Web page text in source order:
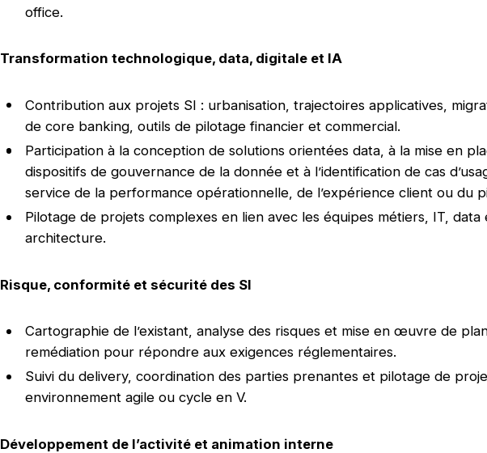
office.
Transformation technologique, data, digitale et IA
Contribution aux projets SI : urbanisation, trajectoires applicatives,
de core banking, outils de pilotage financier et commercial.
Participation à la conception de solutions orientées data, à la mise en
dispositifs de gouvernance de la donnée et à l’identification de cas
service de la performance opérationnelle, de l’expérience client ou du
Pilotage de projets complexes en lien avec les équipes métiers, IT, data
architecture.
Risque, conformité et sécurité des SI
Cartographie de l’existant, analyse des risques et mise en œuvre de
remédiation pour répondre aux exigences réglementaires.
Suivi du delivery, coordination des parties prenantes et pilotage de
environnement agile ou cycle en V.
Développement de l’activité et animation interne